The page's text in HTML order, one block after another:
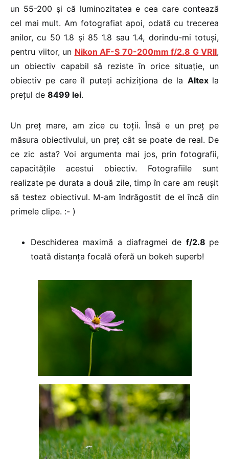
un 55-200 și că luminozitatea e cea care contează
cel mai mult. Am fotografiat apoi, odată cu trecerea
anilor, cu 50 1.8 și 85 1.8 sau 1.4, dorindu-mi totuși,
pentru viitor, un Nikon AF-S 70-200mm f/2.8 G VRII,
un obiectiv capabil să reziste în orice situație, un
obiectiv pe care îl puteți achiziționa de la Altex la
prețul de 8499 lei.
Un preț mare, am zice cu toții. Însă e un preț pe
măsura obiectivului, un preț cât se poate de real. De
ce zic asta? Voi argumenta mai jos, prin fotografii,
capacitățile acestui obiectiv. Fotografiile sunt
realizate pe durata a două zile, timp în care am reușit
să testez obiectivul. M-am îndrăgostit de el încă din
primele clipe. :- )
Deschiderea maximă a diafragmei de f/2.8 pe
toată distanța focală oferă un bokeh superb!